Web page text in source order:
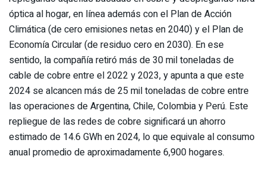
óptica al hogar, en línea además con el Plan de Acción
Climática (de cero emisiones netas en 2040) y el Plan de
Economía Circular (de residuo cero en 2030). En ese
sentido, la compañía retiró más de 30 mil toneladas de
cable de cobre entre el 2022 y 2023, y apunta a que este
2024 se alcancen más de 25 mil toneladas de cobre entre
las operaciones de Argentina, Chile, Colombia y Perú. Este
repliegue de las redes de cobre significará un ahorro
estimado de 14.6 GWh en 2024, lo que equivale al consumo
anual promedio de aproximadamente 6,900 hogares.